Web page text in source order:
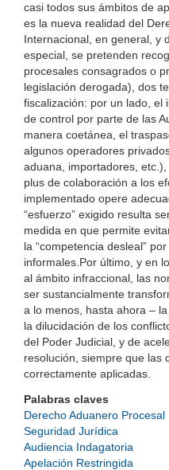
casi todos sus ámbitos de
es la nueva realidad del
Internacional, en general, y
especial, se pretenden
procesales consagrados o
legislación derogada), dos
fiscalización: por un lado, el
de control por parte de las
manera coetánea, el
algunos operadores
aduana, importadores,
plus de colaboración a los
implementado opere
“esfuerzo” exigido resulta
medida en que permite
la “competencia desleal”
informales.Por último, y en
al ámbito infraccional, las
ser sustancialmente
a lo menos, hasta ahora –
la dilucidación de los
del Poder Judicial, y de
resolución, siempre que las
correctamente aplicadas.
Palabras claves
Derecho Aduanero Procesal
Seguridad Jurídica
Audiencia Indagatoria
Apelación Restringida